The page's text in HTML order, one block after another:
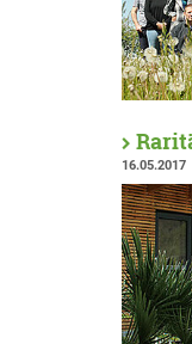
16.05.2017